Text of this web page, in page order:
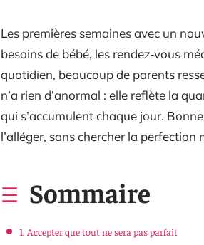
Les premières semaines avec un
besoins de bébé, les rendez‑vous
quotidien, beaucoup de parents
n’a rien d’anormal : elle reflète la
qui s’accumulent chaque jour.
l’alléger, sans chercher la perfection
Sommaire
1. Accepter que tout ne sera pas parfait